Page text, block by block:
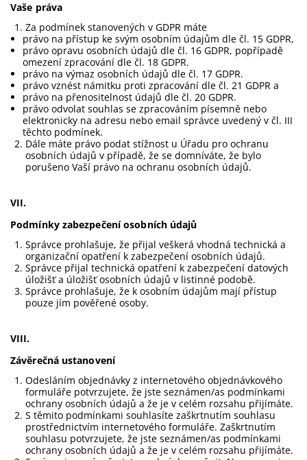
Vaše práva
Za podmínek stanovených v GDPR máte
právo na přístup ke svým osobním údajům dle čl. 15 GDPR,
právo opravu osobních údajů dle čl. 16 GDPR, popřípadě
omezení zpracování dle čl. 18 GDPR.
právo na výmaz osobních údajů dle čl. 17 GDPR.
právo vznést námitku proti zpracování dle čl. 21 GDPR a
právo na přenositelnost údajů dle čl. 20 GDPR.
právo odvolat souhlas se zpracováním písemně nebo
elektronicky na adresu nebo email správce uvedený v čl. III
těchto podmínek.
Dále máte právo podat stížnost u Úřadu pro ochranu
osobních údajů v případě, že se domníváte, že bylo
porušeno Vaší právo na ochranu osobních údajů.
VII.
Podmínky zabezpečení osobních údajů
Správce prohlašuje, že přijal veškerá vhodná technická a
organizační opatření k zabezpečení osobních údajů.
Správce přijal technická opatření k zabezpečení datových
úložišť a úložišť osobních údajů v listinné podobě.
Správce prohlašuje, že k osobním údajům mají přístup
pouze jím pověřené osoby.
VIII.
Závěrečná ustanovení
Odesláním objednávky z internetového objednávkového
formuláře potvrzujete, že jste seznámen/as podmínkami
ochrany osobních údajů a že je v celém rozsahu přijímáte.
S těmito podmínkami souhlasíte zaškrtnutím souhlasu
prostřednictvím internetového formuláře. Zaškrtnutím
souhlasu potvrzujete, že jste seznámen/as podmínkami
ochrany osobních údajů a že je v celém rozsahu přijímáte.